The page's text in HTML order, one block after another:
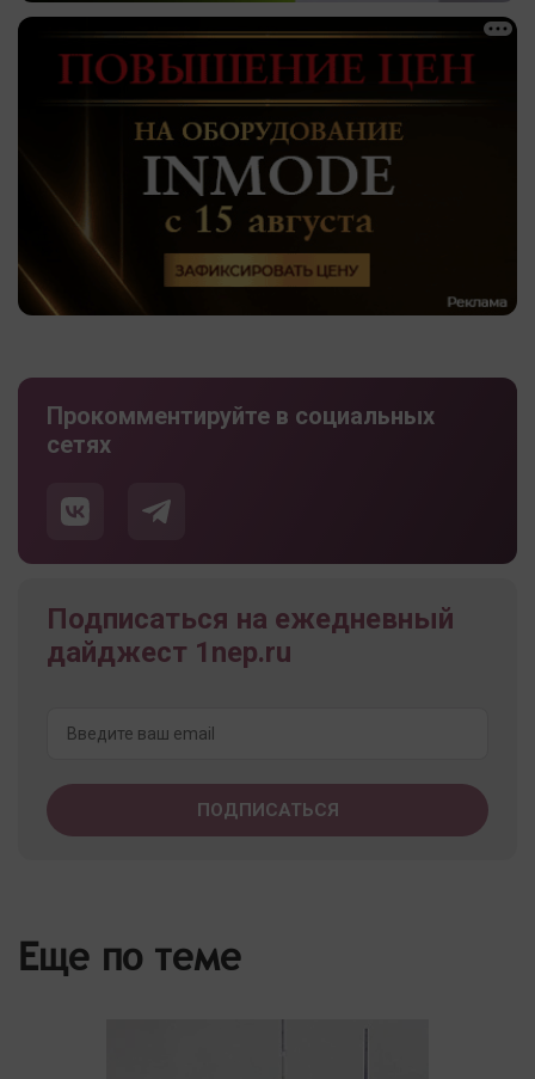
Прокомментируйте в социальных
сетях
Подписаться на ежедневный
дайджест 1nep.ru
Еще по теме